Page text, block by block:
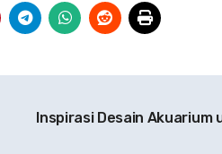
Inspirasi Desain Akuarium